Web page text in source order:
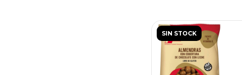
SIN STOCK